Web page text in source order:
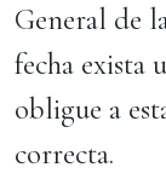
General de
fecha exista
obligue a
correcta.